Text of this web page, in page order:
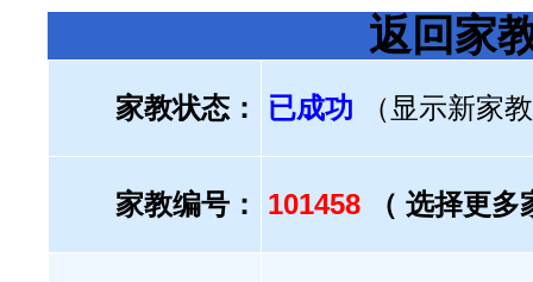
返回家
家教状态： 已成功 （显示新家
家教编号： 101458 （ 选择更